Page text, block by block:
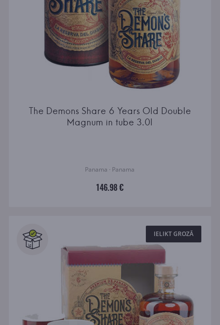
The Demons Share 6 Years Old Double
Magnum in tube 3.0l
Panama · Panama
146.98 €
IELIKT GROZĀ